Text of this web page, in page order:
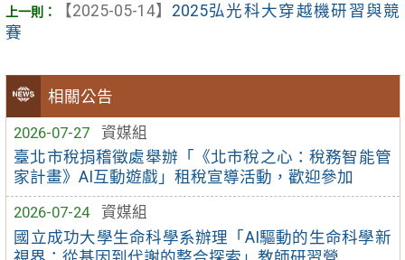
相關公告
2026-07-27
資媒組
臺北市稅捐稽徵處舉辦「《北市稅之心：稅務智能管
家計畫》AI互動遊戲」租稅宣導活動，歡迎參加
2026-07-24
資媒組
國立成功大學生命科學系辦理「AI驅動的生命科學新
【2025-05-14】 2025弘光科大穿越機研習與競
賽